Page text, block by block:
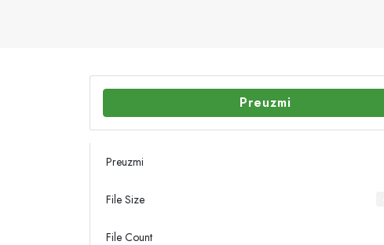
Preuzmi
Preuzmi
File Size
File Count